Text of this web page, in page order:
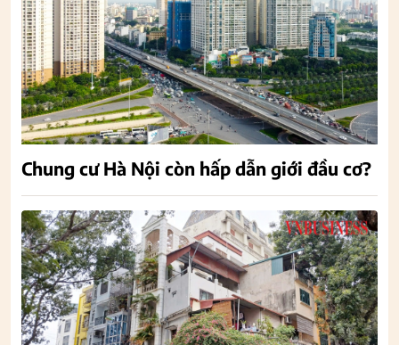
Chung cư Hà Nội còn hấp dẫn giới đầu cơ?